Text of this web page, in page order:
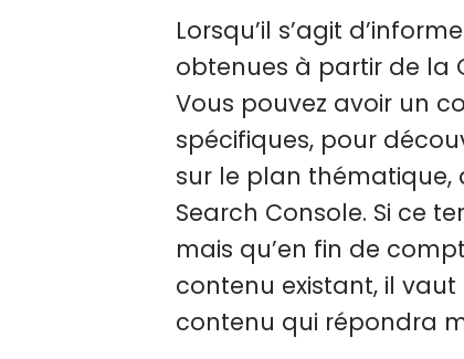
Lorsqu’il s’agit
obtenues à partir de la
Vous pouvez avoir un
spécifiques, pour
sur le plan
Search Console. Si ce
mais qu’en fin de
contenu existant, il
contenu qui répondra